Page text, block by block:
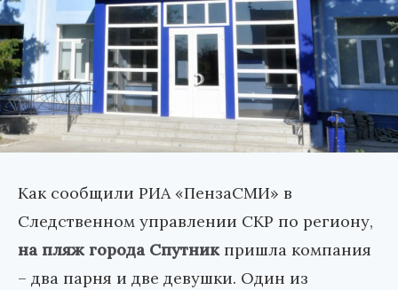
Как сообщили РИА «ПензаСМИ» в
Следственном управлении СКР по региону,
на пляж города Спутникпришла компания
– два парня и две девушки. Один из